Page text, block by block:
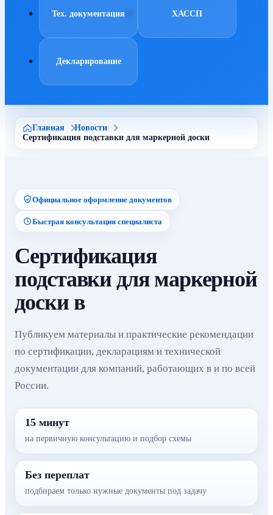
Тех. документация ХАССП
Декларирование
Главная
Новости
Сертификация подставки для маркерной доски
Официальное оформление документов
Быстрая консультация специалиста
Сертификация
подставки для маркерной
доски в
Публикуем материалы и практические рекомендации
по сертификации, декларациям и технической
документации для компаний, работающих в и по всей
России.
15 минут
на первичную консультацию и подбор схемы
Без переплат
подбираем только нужные документы под задачу